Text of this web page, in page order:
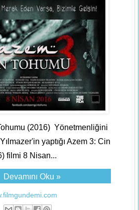
(2016) Yönetmenliğini
yaptığı Azem 3: Cin
filmi 8 Nisan...
Devamını Oku »